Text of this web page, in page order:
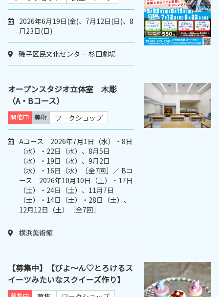
2026年6月19日(金)、7月12日(日)、8
月23日(日)
磯子区民文化センター 杉田劇場
オープンスタジオ立体室 木彫
（A・Bコース）
開催中 美術 ワークショップ
Aコース 2026年7月1日（水）・8日
（水）・22日（水）、8月5日
（水）・19日（水）、9月2日
（水）・16日（水）［全7回］／ Bコ
ース 2026年10月10日（土）・17日
（土）・24日（土）、11月7日
（土）・14日（土）・28日（土）、
12月12日（土）［全7回］
横浜美術館
【募集中】【びよ～ん♡とろけるス
イーツみたいなスクイーズ作り】